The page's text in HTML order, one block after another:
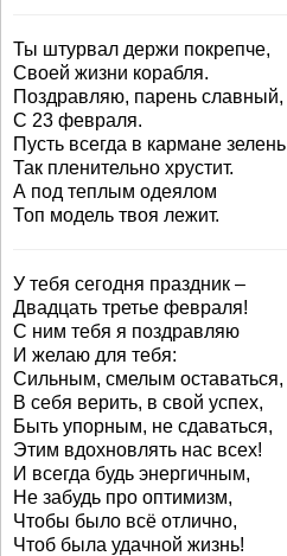
Ты штурвал держи покрепче,
Своей жизни корабля.
Поздравляю, парень славный,
С 23 февраля.
Пусть всегда в кармане зелень
Так пленительно хрустит.
А под теплым одеялом
Топ модель твоя лежит.
У тебя сегодня праздник –
Двадцать третье февраля!
С ним тебя я поздравляю
И желаю для тебя:
Сильным, смелым оставаться,
В себя верить, в свой успех,
Быть упорным, не сдаваться,
Этим вдохновлять нас всех!
И всегда будь энергичным,
Не забудь про оптимизм,
Чтобы было всё отлично,
Чтоб была удачной жизнь!